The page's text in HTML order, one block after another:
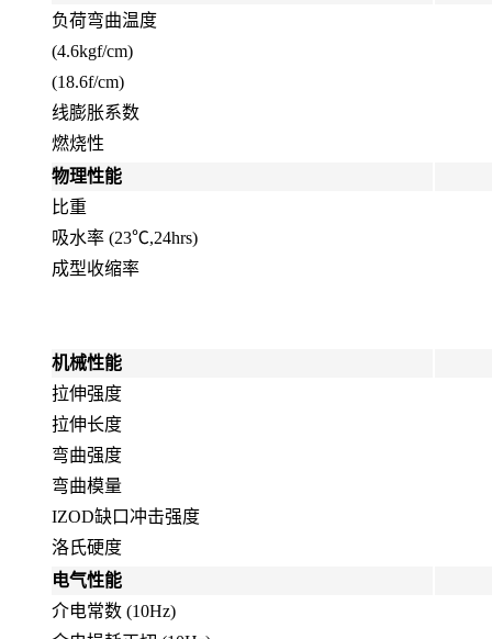
负荷弯曲温度
(4.6kgf/cm)
(18.6f/cm)
线膨胀系数
燃烧性
物理性能
比重
吸水率 (23℃,24hrs)
成型收缩率
机械性能
拉伸强度
拉伸长度
弯曲强度
弯曲模量
IZOD缺口冲击强度
洛氏硬度
电气性能
介电常数 (10Hz)